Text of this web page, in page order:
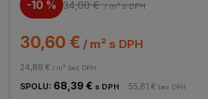
-10 % 34,00 €/ m²s DPH
30,60 € / m² s DPH
24,88 € / m² bez DPH
SPOLU: 68,39 € s DPH 55,61 € bez DPH